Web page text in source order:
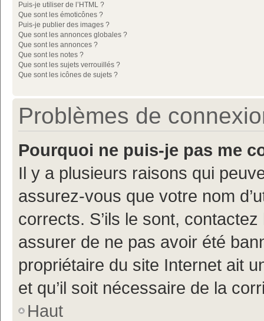
Puis-je utiliser de l’HTML ?
Que sont les émoticônes ?
Puis-je publier des images ?
Que sont les annonces globales ?
Que sont les annonces ?
Que sont les notes ?
Que sont les sujets verrouillés ?
Que sont les icônes de sujets ?
Problèmes de
Pourquoi ne puis-je pas me
Il y a plusieurs raisons qui
assurez-vous que votre nom
corrects. S’ils le sont,
assurer de ne pas avoir été
propriétaire du site Internet ait
et qu’il soit nécessaire de la
Haut